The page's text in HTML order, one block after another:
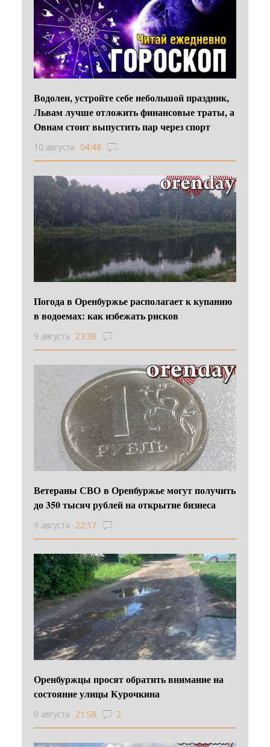
Водолеи, устройте себе небольшой праздник,
Львам лучше отложить финансовые траты, а
Овнам стоит выпустить пар через спорт
10 августа 04:48
Погода в Оренбуржье располагает к купанию
в водоемах: как избежать рисков
9 августа 23:38
Ветераны СВО в Оренбуржье могут получить
до 350 тысяч рублей на открытие бизнеса
9 августа 22:17
Оренбуржцы просят обратить внимание на
состояние улицы Курочкина
9 августа 21:58 2